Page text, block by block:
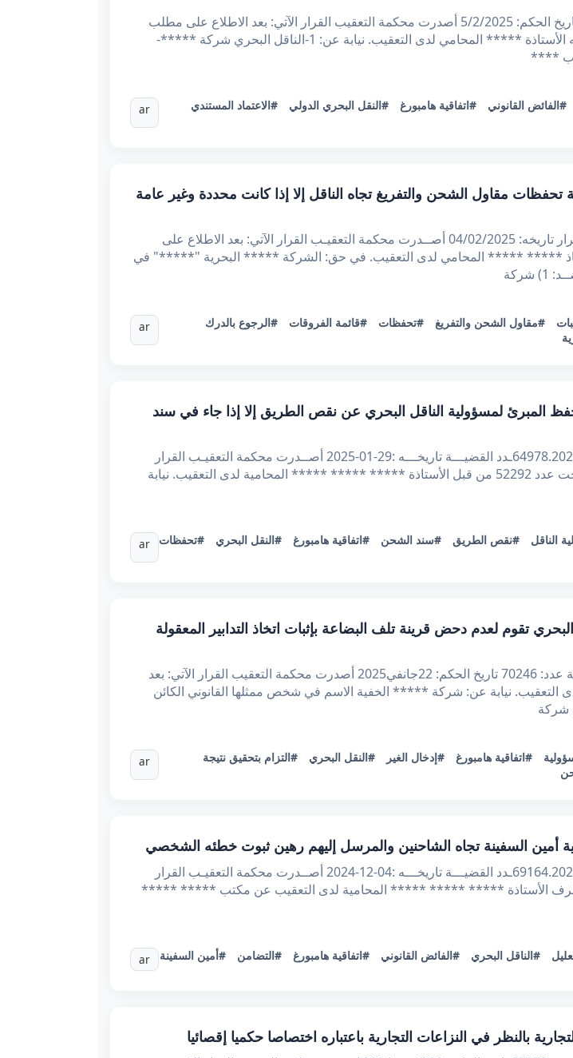
الجمهورية التونسية وزارة العدل محكمة التعقيب * القضية عدد: 75479 تاريخ الحكم: 5/2/2025 أصدرت محكمة التعقيب القرار الآتي: بعد الاطلاع على مطلب
التعقيب المقدم في 15/8/2024 تحت عدد 16425 من مكتب ***** تمثله الأستاذة ***** المحامي لدى التعقيب. نيابة عن: 1-الناقل البحري شركة *****-
ب ****
#الفائض القانوني #اتفاقية هامبورغ #النقل البحري الدولي
#الاعتماد المستندي
ar
بتاريخ 04/02/2025 : لا تقوم حجية تحفظات مقاول الشحن والتفريغ تجاه الناقل إلا إذا كانت محددة وغير عامة
الجمهورية التونسية وزارة العدل محكمة التعقيب عـ*70143.2024ـدد القرار تاريخه: 04/02/2025 أصــدرت محكمة التعقيـب القرار الآتي: بعد الاطلاع على
في 03/04/2024 تحت عدد 14136 من قبل الأستاذ ***** ***** المحامي لدى التعقيب. في حق: الشركة ***** البحرية "*****" في
#مقاول الشحن والتفريغ #تحفظات #قائمة الفروقات
#الرجوع بالدرك
ar
بتاريخ 29/01/2025 : لا ينهض التحفظ المبرئ لمسؤولية الناقل البحري عن نقص الطريق إلا إذا جاء في سند
الجمهوريــة التونسيــة وزارة العـدل الحمــد لله محكمــة التعقيــب *عـ64978.2023ـدد القضيـــة تاريخـــه :29-01-2025 أصــدرت محكمة التعقيـب القرار
الاتي : بعد الإطلاع على مطلب التعقيب المقدم بتاريخ 04 ديسمبر 2023 تحت عدد 52292 من قبل الأستاذة ***** ***** ***** المحامية لدى التعقيب. نيابة
الناقل #نقص الطريق #سند الشحن #اتفاقية هامبورغ #النقل البحري
#تحفظات
ar
22جانفي2025 : مسؤولية الناقل البحري تقوم لعدم دحض قرينة تلف البضاعة بإثبات اتخاذ التدابير المعقولة
الحمد لله وحده الجمهورية التونسية وزارة العدل محكمة التعقيب * القضية عدد: 70246 تاريخ الحكم: 22جانفي2025 أصدرت محكمة التعقيب القرار الآتي: بعد
التعقيب. نيابة عن: شركة ***** الخفية الاسم في شخص ممثلها القانوني الكائن
شركة
#اتفاقية هامبورغ #إدخال الغير #النقل البحري
#التزام بتحقيق نتيجة
ar
الجمهوريــة التونسيــة وزارة العـدل الحمــد لله محكمــة التعقيــب *عـ69164.2024ـدد القضيـــة تاريخـــه :04-12-2024 أصــدرت محكمة التعقيـب القرار
الاطلاع على مطلب التعقيب المقدم بتاريخ 15/03/2024 من طرف الأستاذة ***** ***** ***** المحامية لدى التعقيب عن مكتب ***** *****
#الناقل البحري #الفائض القانوني #اتفاقية هامبورغ #التضامن #أمين السفينة ar